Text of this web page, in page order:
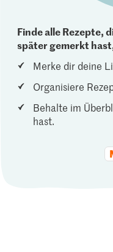
Finde alle Rezepte,
später gemerkt
Merke dir deine
Organisiere
Behalte im
hast.